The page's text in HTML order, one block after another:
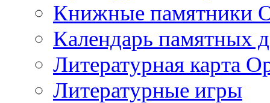
Книжные памятники
Календарь памятных
Литературная карта
Литературные игры